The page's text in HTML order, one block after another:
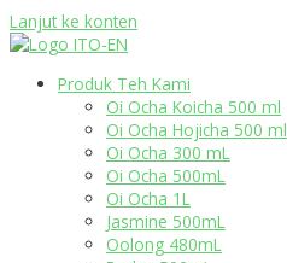
Lanjut ke konten
Produk Teh Kami
Oi Ocha Koicha 500 ml
Oi Ocha Hojicha 500 ml
Oi Ocha 300 mL
Oi Ocha 500mL
Oi Ocha 1L
Jasmine 500mL
Oolong 480mL